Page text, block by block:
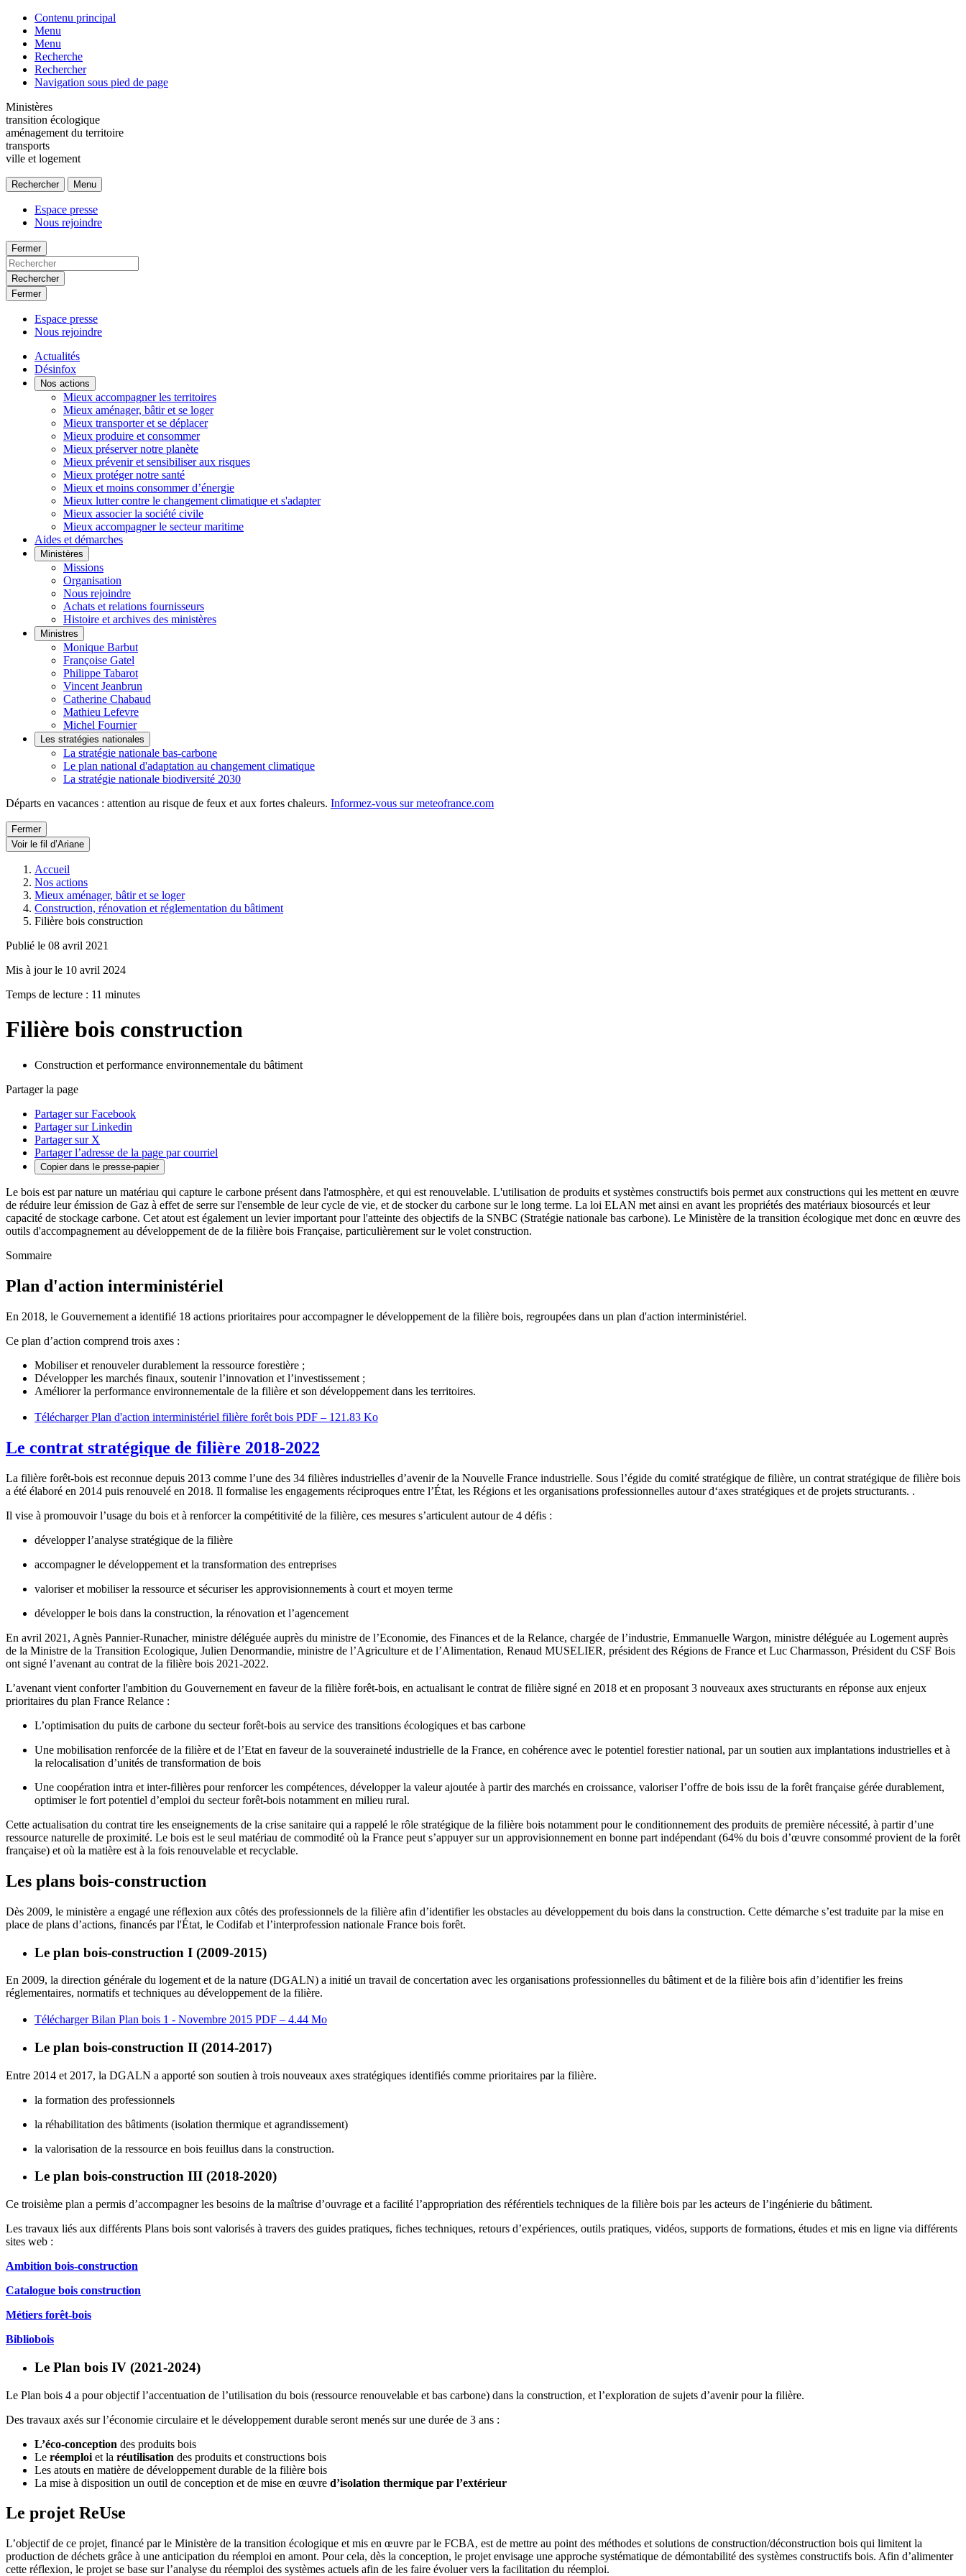
Contenu principal
Menu
Menu
Recherche
Rechercher
Navigation sous pied de page
Ministères
transition écologique
aménagement du territoire
transports
ville et logement
Rechercher Menu
Espace presse
Nous rejoindre
Fermer
Rechercher
Fermer
Espace presse
Nous rejoindre
Actualités
Désinfox
Nos actions
Mieux accompagner les territoires
Mieux aménager, bâtir et se loger
Mieux transporter et se déplacer
Mieux produire et consommer
Mieux préserver notre planète
Mieux prévenir et sensibiliser aux risques
Mieux protéger notre santé
Mieux et moins consommer d’énergie
Mieux lutter contre le changement climatique et s'adapter
Mieux associer la société civile
Mieux accompagner le secteur maritime
Aides et démarches
Ministères
Missions
Organisation
Nous rejoindre
Achats et relations fournisseurs
Histoire et archives des ministères
Ministres
Monique Barbut
Françoise Gatel
Philippe Tabarot
Vincent Jeanbrun
Catherine Chabaud
Mathieu Lefevre
Michel Fournier
Les stratégies nationales
La stratégie nationale bas-carbone
Le plan national d'adaptation au changement climatique
La stratégie nationale biodiversité 2030
Départs en vacances : attention au risque de feux et aux fortes chaleurs. Informez-vous sur meteofrance.com
Fermer
Voir le fil d’Ariane
Accueil
Nos actions
Mieux aménager, bâtir et se loger
Construction, rénovation et réglementation du bâtiment
Filière bois construction
Publié le 08 avril 2021
Mis à jour le 10 avril 2024
Temps de lecture : 11 minutes
Filière bois construction
Construction et performance environnementale du bâtiment
Partager la page
Partager sur Facebook
Partager sur Linkedin
Partager sur X
Partager l’adresse de la page par courriel
Copier dans le presse-papier
Le bois est par nature un matériau qui capture le carbone présent dans l'atmosphère, et qui est renouvelable. L'utilisation de produits et systèmes constructifs bois permet aux constructions qui les mettent en œuvre
de réduire leur émission de Gaz à effet de serre sur l'ensemble de leur cycle de vie, et de stocker du carbone sur le long terme. La loi ELAN met ainsi en avant les propriétés des matériaux biosourcés et leur
capacité de stockage carbone. Cet atout est également un levier important pour l'atteinte des objectifs de la SNBC (Stratégie nationale bas carbone). Le Ministère de la transition écologique met donc en œuvre des
outils d'accompagnement au développement de de la filière bois Française, particulièrement sur le volet construction.
Sommaire
Plan d'action interministériel
En 2018, le Gouvernement a identifié 18 actions prioritaires pour accompagner le développement de la filière bois, regroupées dans un plan d'action interministériel.
Ce plan d’action comprend trois axes :
Mobiliser et renouveler durablement la ressource forestière ;
Développer les marchés finaux, soutenir l’innovation et l’investissement ;
Améliorer la performance environnementale de la filière et son développement dans les territoires.
Télécharger Plan d'action interministériel filière forêt bois PDF – 121.83 Ko
Le contrat stratégique de filière 2018-2022
La filière forêt-bois est reconnue depuis 2013 comme l’une des 34 filières industrielles d’avenir de la Nouvelle France industrielle. Sous l’égide du comité stratégique de filière, un contrat stratégique de filière bois
a été élaboré en 2014 puis renouvelé en 2018. Il formalise les engagements réciproques entre l’État, les Régions et les organisations professionnelles autour d‘axes stratégiques et de projets structurants. .
Il vise à promouvoir l’usage du bois et à renforcer la compétitivité de la filière, ces mesures s’articulent autour de 4 défis :
développer l’analyse stratégique de la filière
accompagner le développement et la transformation des entreprises
valoriser et mobiliser la ressource et sécuriser les approvisionnements à court et moyen terme
développer le bois dans la construction, la rénovation et l’agencement
En avril 2021, Agnès Pannier-Runacher, ministre déléguée auprès du ministre de l’Economie, des Finances et de la Relance, chargée de l’industrie, Emmanuelle Wargon, ministre déléguée au Logement auprès
de la Ministre de la Transition Ecologique, Julien Denormandie, ministre de l’Agriculture et de l’Alimentation, Renaud MUSELIER, président des Régions de France et Luc Charmasson, Président du CSF Bois
ont signé l’avenant au contrat de la filière bois 2021-2022.
L’avenant vient conforter l'ambition du Gouvernement en faveur de la filière forêt-bois, en actualisant le contrat de filière signé en 2018 et en proposant 3 nouveaux axes structurants en réponse aux enjeux
prioritaires du plan France Relance :
L’optimisation du puits de carbone du secteur forêt-bois au service des transitions écologiques et bas carbone
Une mobilisation renforcée de la filière et de l’Etat en faveur de la souveraineté industrielle de la France, en cohérence avec le potentiel forestier national, par un soutien aux implantations industrielles et à
la relocalisation d’unités de transformation de bois
Une coopération intra et inter-filières pour renforcer les compétences, développer la valeur ajoutée à partir des marchés en croissance, valoriser l’offre de bois issu de la forêt française gérée durablement,
optimiser le fort potentiel d’emploi du secteur forêt-bois notamment en milieu rural.
Cette actualisation du contrat tire les enseignements de la crise sanitaire qui a rappelé le rôle stratégique de la filière bois notamment pour le conditionnement des produits de première nécessité, à partir d’une
ressource naturelle de proximité. Le bois est le seul matériau de commodité où la France peut s’appuyer sur un approvisionnement en bonne part indépendant (64% du bois d’œuvre consommé provient de la forêt
française) et où la matière est à la fois renouvelable et recyclable.
Les plans bois-construction
Dès 2009, le ministère a engagé une réflexion aux côtés des professionnels de la filière afin d’identifier les obstacles au développement du bois dans la construction. Cette démarche s’est traduite par la mise en
place de plans d’actions, financés par l'État, le Codifab et l’interprofession nationale France bois forêt.
Le plan bois-construction I (2009-2015)
En 2009, la direction générale du logement et de la nature (DGALN) a initié un travail de concertation avec les organisations professionnelles du bâtiment et de la filière bois afin d’identifier les freins
réglementaires, normatifs et techniques au développement de la filière.
Télécharger Bilan Plan bois 1 - Novembre 2015 PDF – 4.44 Mo
Le plan bois-construction II (2014-2017)
Entre 2014 et 2017, la DGALN a apporté son soutien à trois nouveaux axes stratégiques identifiés comme prioritaires par la filière.
la formation des professionnels
la réhabilitation des bâtiments (isolation thermique et agrandissement)
la valorisation de la ressource en bois feuillus dans la construction.
Le plan bois-construction III (2018-2020)
Ce troisième plan a permis d’accompagner les besoins de la maîtrise d’ouvrage et a facilité l’appropriation des référentiels techniques de la filière bois par les acteurs de l’ingénierie du bâtiment.
Les travaux liés aux différents Plans bois sont valorisés à travers des guides pratiques, fiches techniques, retours d’expériences, outils pratiques, vidéos, supports de formations, études et mis en ligne via différents
sites web :
Ambition bois-construction
Catalogue bois construction
Métiers forêt-bois
Bibliobois
Le Plan bois IV (2021-2024)
Le Plan bois 4 a pour objectif l’accentuation de l’utilisation du bois (ressource renouvelable et bas carbone) dans la construction, et l’exploration de sujets d’avenir pour la filière.
Des travaux axés sur l’économie circulaire et le développement durable seront menés sur une durée de 3 ans :
L’éco-conception des produits bois
Le réemploi et la réutilisation des produits et constructions bois
Les atouts en matière de développement durable de la filière bois
La mise à disposition un outil de conception et de mise en œuvre d’isolation thermique par l’extérieur
Le projet ReUse
L’objectif de ce projet, financé par le Ministère de la transition écologique et mis en œuvre par le FCBA, est de mettre au point des méthodes et solutions de construction/déconstruction bois qui limitent la
production de déchets grâce à une anticipation du réemploi en amont. Pour cela, dès la conception, le projet envisage une approche systématique de démontabilité des systèmes constructifs bois. Afin d’alimenter
cette réflexion, le projet se base sur l’analyse du réemploi des systèmes actuels afin de les faire évoluer vers la facilitation du réemploi.